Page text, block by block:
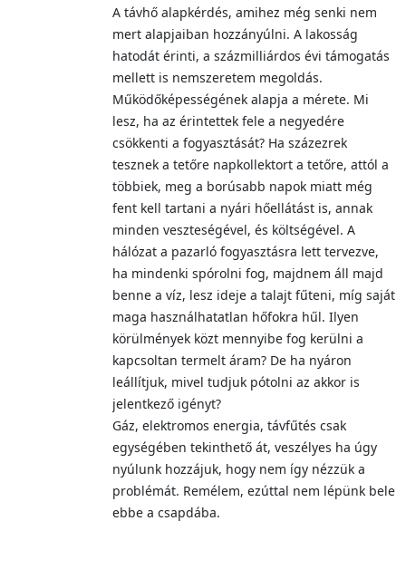
A távhő alapkérdés, amihez még senki nem
mert alapjaiban hozzányúlni. A lakosság
hatodát érinti, a százmilliárdos évi támogatás
mellett is nemszeretem megoldás.
Működőképességének alapja a mérete. Mi
lesz, ha az érintettek fele a negyedére
csökkenti a fogyasztását? Ha százezrek
tesznek a tetőre napkollektort a tetőre, attól a
többiek, meg a borúsabb napok miatt még
fent kell tartani a nyári hőellátást is, annak
minden veszteségével, és költségével. A
hálózat a pazarló fogyasztásra lett tervezve,
ha mindenki spórolni fog, majdnem áll majd
benne a víz, lesz ideje a talajt fűteni, míg saját
maga használhatatlan hőfokra hűl. Ilyen
körülmények közt mennyibe fog kerülni a
kapcsoltan termelt áram? De ha nyáron
leállítjuk, mivel tudjuk pótolni az akkor is
jelentkező igényt?
Gáz, elektromos energia, távfűtés csak
egységében tekinthető át, veszélyes ha úgy
nyúlunk hozzájuk, hogy nem így nézzük a
problémát. Remélem, ezúttal nem lépünk bele
ebbe a csapdába.